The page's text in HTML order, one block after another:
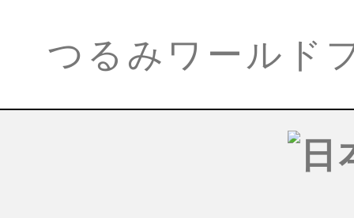
つるみワールド